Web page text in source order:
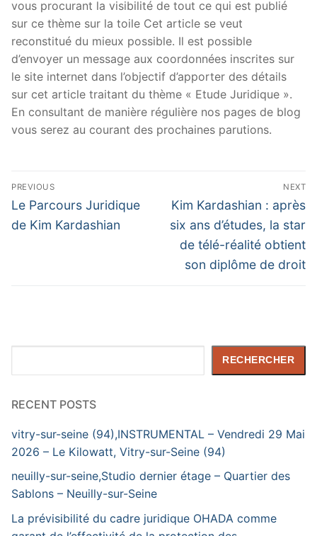
vous procurant la visibilité de tout ce qui est publié
sur ce thème sur la toile Cet article se veut
reconstitué du mieux possible. Il est possible
d’envoyer un message aux coordonnées inscrites sur
le site internet dans l’objectif d’apporter des détails
sur cet article traitant du thème « Etude Juridique ».
En consultant de manière régulière nos pages de blog
vous serez au courant des prochaines parutions.
Navigation
de
l’article
PREVIOUS
Previous
post:
Le Parcours Juridique
de Kim Kardashian
NEXT
Next
post:
Kim Kardashian : après
six ans d’études, la star
de télé-réalité obtient
son diplôme de droit
RECHERCHER
RECENT POSTS
vitry-sur-seine (94),INSTRUMENTAL – Vendredi 29 Mai
2026 – Le Kilowatt, Vitry-sur-Seine (94)
neuilly-sur-seine,Studio dernier étage – Quartier des
Sablons – Neuilly-sur-Seine
La prévisibilité du cadre juridique OHADA comme